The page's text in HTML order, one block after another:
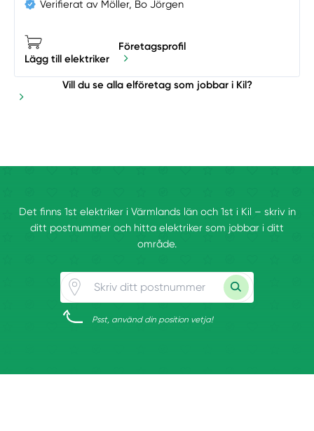
Verifierat av Möller, Bo Jörgen
Lägg till elektriker
Företagsprofil
Vill du se alla elföretag som jobbar i Kil?
Det finns 1st elektriker i Värmlands län och 1st i Kil – skriv in
ditt postnummer och hitta elektriker som jobbar i ditt
område.
Psst, använd din position vetja!